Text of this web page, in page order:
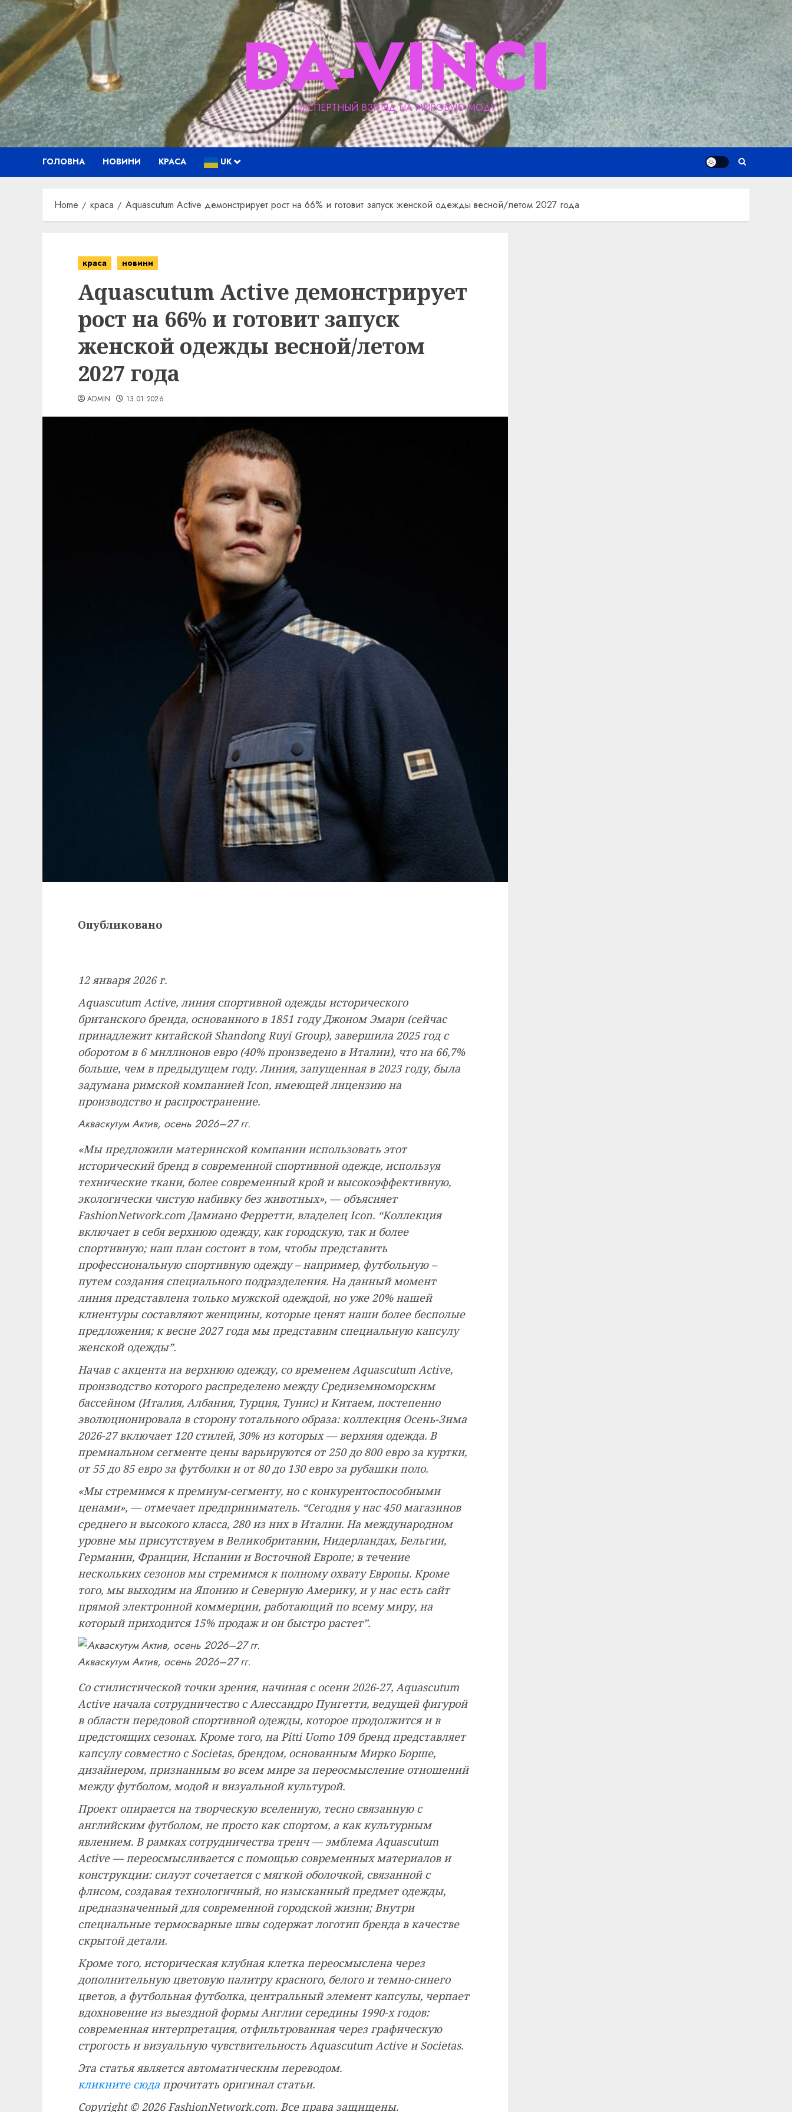
Skip
to
content
DA-VINCI
ЭКСПЕРТНЫЙ ВЗГЛЯД НА МИРОВУЮ МОДУ
ГОЛОВНА НОВИНИ КРАСА UK
Home краса Aquascutum Active демонстрирует рост на 66% и готовит запуск женской одежды весной/летом 2027 года
краса новини
Aquascutum Active демонстрирует
рост на 66% и готовит запуск
женской одежды весной/летом
2027 года
ADMIN 13.01.2026
Опубликовано
12 января 2026 г.
Aquascutum Active, линия спортивной одежды исторического
британского бренда, основанного в 1851 году Джоном Эмари (сейчас
принадлежит китайской Shandong Ruyi Group), завершила 2025 год с
оборотом в 6 миллионов евро (40% произведено в Италии), что на 66,7%
больше, чем в предыдущем году. Линия, запущенная в 2023 году, была
задумана римской компанией Icon, имеющей лицензию на
производство и распространение.
Акваскутум Актив, осень 2026–27 гг.
«Мы предложили материнской компании использовать этот
исторический бренд в современной спортивной одежде, используя
технические ткани, более современный крой и высокоэффективную,
экологически чистую набивку без животных», — объясняет
FashionNetwork.com Дамиано Ферретти, владелец Icon. “Коллекция
включает в себя верхнюю одежду, как городскую, так и более
спортивную; наш план состоит в том, чтобы представить
профессиональную спортивную одежду – например, футбольную –
путем создания специального подразделения. На данный момент
линия представлена ​​только мужской одеждой, но уже 20% нашей
клиентуры составляют женщины, которые ценят наши более бесполые
предложения; к весне 2027 года мы представим специальную капсулу
женской одежды”.
Начав с акцента на верхнюю одежду, со временем Aquascutum Active,
производство которого распределено между Средиземноморским
бассейном (Италия, Албания, Турция, Тунис) и Китаем, постепенно
эволюционировала в сторону тотального образа: коллекция Осень-Зима
2026-27 включает 120 стилей, 30% из которых — верхняя одежда. В
премиальном сегменте цены варьируются от 250 до 800 евро за куртки,
от 55 до 85 евро за футболки и от 80 до 130 евро за рубашки поло.
«Мы стремимся к премиум-сегменту, но с конкурентоспособными
ценами», — отмечает предприниматель. “Сегодня у нас 450 магазинов
среднего и высокого класса, 280 из них в Италии. На международном
уровне мы присутствуем в Великобритании, Нидерландах, Бельгии,
Германии, Франции, Испании и Восточной Европе; в течение
нескольких сезонов мы стремимся к полному охвату Европы. Кроме
того, мы выходим на Японию и Северную Америку, и у нас есть сайт
прямой электронной коммерции, работающий по всему миру, на
который приходится 15% продаж и он быстро растет”.
Акваскутум Актив, осень 2026–27 гг.
Со стилистической точки зрения, начиная с осени 2026-27, Aquascutum
Active начала сотрудничество с Алессандро Пунгетти, ведущей фигурой
в области передовой спортивной одежды, которое продолжится и в
предстоящих сезонах. Кроме того, на Pitti Uomo 109 бренд представляет
капсулу совместно с Societas, брендом, основанным Мирко Борше,
дизайнером, признанным во всем мире за переосмысление отношений
между футболом, модой и визуальной культурой.
Проект опирается на творческую вселенную, тесно связанную с
английским футболом, не просто как спортом, а как культурным
явлением. В рамках сотрудничества тренч — эмблема Aquascutum
Active — переосмысливается с помощью современных материалов и
конструкции: силуэт сочетается с мягкой оболочкой, связанной с
флисом, создавая технологичный, но изысканный предмет одежды,
предназначенный для современной городской жизни; Внутри
специальные термосварные швы содержат логотип бренда в качестве
скрытой детали.
Кроме того, историческая клубная клетка переосмыслена через
дополнительную цветовую палитру красного, белого и темно-синего
цветов, а футбольная футболка, центральный элемент капсулы, черпает
вдохновение из выездной формы Англии середины 1990-х годов:
современная интерпретация, отфильтрованная через графическую
строгость и визуальную чувствительность Aquascutum Active и Societas.
Эта статья является автоматическим переводом.
кликните сюда прочитать оригинал статьи.
Copyright © 2026 FashionNetwork.com. Все права защищены.